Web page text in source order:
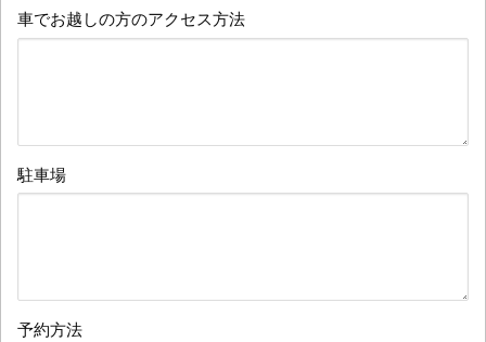
車でお越しの方のアクセス方法
駐車場
予約方法